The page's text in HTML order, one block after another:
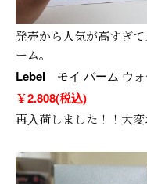
発売から人気が高すぎ
ーム。
Lebel モイ バーム ウ
￥2.808(税込)
再入荷しました！！大変